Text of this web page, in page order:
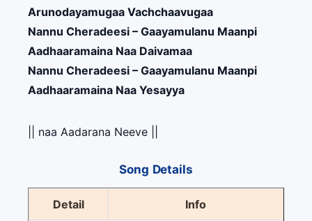
Arunodayamugaa Vachchaavugaa
Nannu Cheradeesi – Gaayamulanu Maanpi
Aadhaaramaina Naa Daivamaa
Nannu Cheradeesi – Gaayamulanu Maanpi
Aadhaaramaina Naa Yesayya
|| naa Aadarana Neeve ||
Song Details
Detail Info